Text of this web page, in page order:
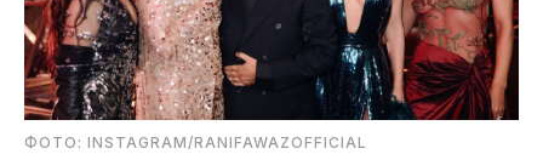
ФОТО: INSTAGRAM/RANIFAWAZOFFICIAL